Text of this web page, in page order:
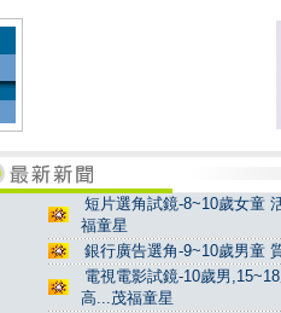
短片選角試鏡-8~10歲女童
福童星
銀行廣告選角-9~10歲男童
電視電影試鏡-10歲男
高...茂福童星